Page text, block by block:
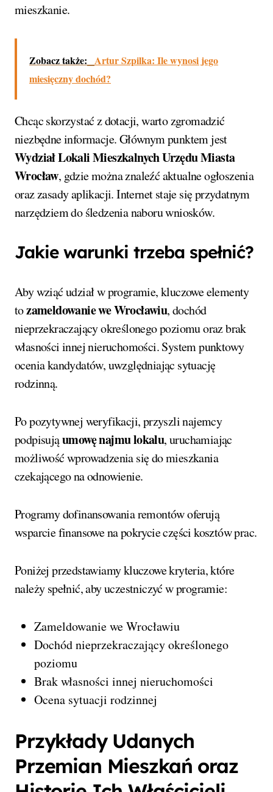
mieszkanie.
Zobacz także:
Artur Szpilka: Ile wynosi jego
miesięczny dochód?
Chcąc skorzystać z dotacji, warto zgromadzić
niezbędne informacje. Głównym punktem jest
Wydział Lokali Mieszkalnych Urzędu Miasta
Wrocław, gdzie można znaleźć aktualne ogłoszenia
oraz zasady aplikacji. Internet staje się przydatnym
narzędziem do śledzenia naboru wniosków.
Jakie warunki trzeba spełnić?
Aby wziąć udział w programie, kluczowe elementy
tozameldowanie we Wrocławiu, dochód
nieprzekraczający określonego poziomu oraz brak
własności innej nieruchomości. System punktowy
ocenia kandydatów, uwzględniając sytuację
rodzinną.
Po pozytywnej weryfikacji, przyszli najemcy
podpisująumowę najmu lokalu, uruchamiając
możliwość wprowadzenia się do mieszkania
czekającego na odnowienie.
Programy dofinansowania remontów oferują
wsparcie finansowe na pokrycie części kosztów prac.
Poniżej przedstawiamy kluczowe kryteria, które
należy spełnić, aby uczestniczyć w programie:
Zameldowanie we Wrocławiu
Dochód nieprzekraczający określonego
poziomu
Brak własności innej nieruchomości
Ocena sytuacji rodzinnej
Przykłady Udanych
Przemian Mieszkań oraz